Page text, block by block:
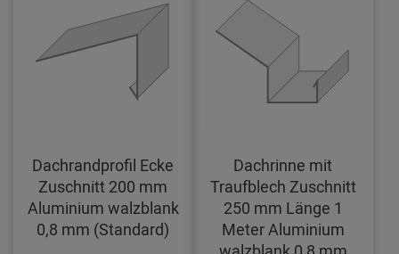
Dachrandprofil Ecke
Zuschnitt 200 mm
Aluminium walzblank
0,8 mm (Standard)
Dachrinne mit
Traufblech Zuschnitt
250 mm Länge 1
Meter Aluminium